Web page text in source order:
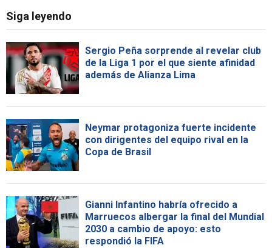
Siga leyendo
Sergio Peña sorprende al revelar club
de la Liga 1 por el que siente afinidad
además de Alianza Lima
Neymar protagoniza fuerte incidente
con dirigentes del equipo rival en la
Copa de Brasil
Gianni Infantino habría ofrecido a
Marruecos albergar la final del Mundial
2030 a cambio de apoyo: esto
respondió la FIFA